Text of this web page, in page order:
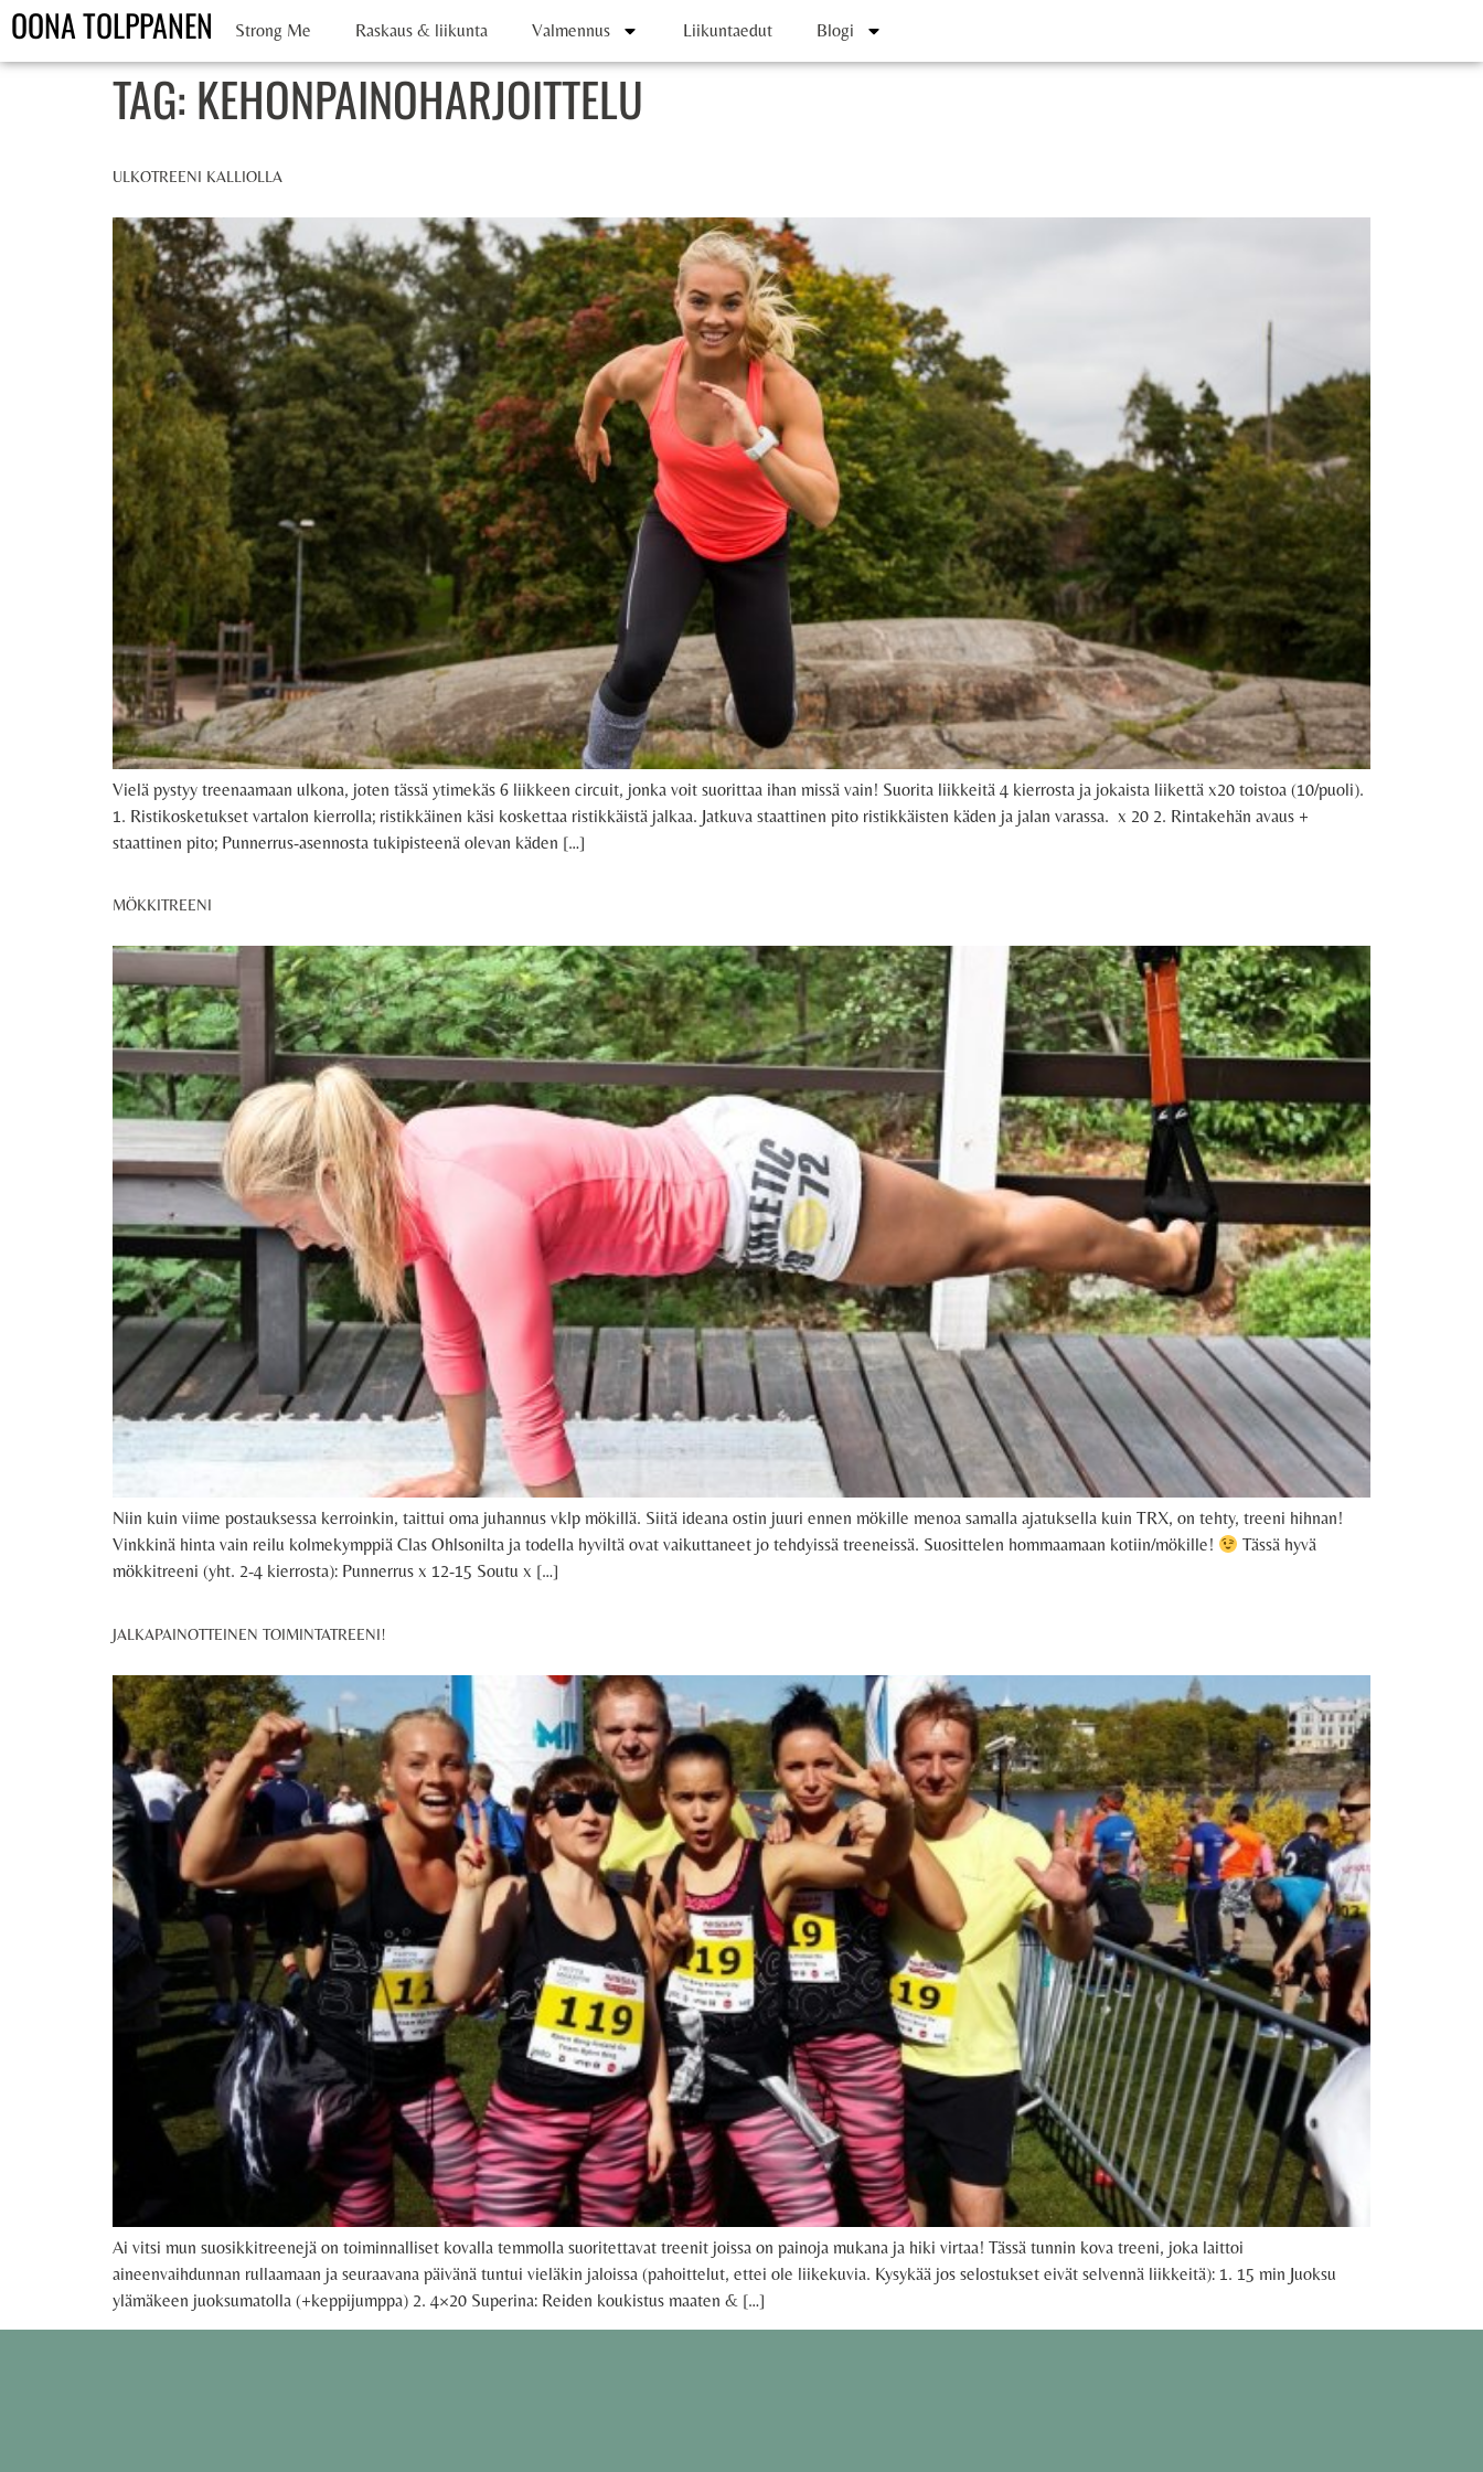
OONA TOLPPANEN Strong Me Raskaus & liikunta Valmennus Liikuntaedut Blogi
TAG: KEHONPAINOHARJOITTELU
ULKOTREENI KALLIOLLA
Vielä pystyy treenaamaan ulkona, joten tässä ytimekäs 6 liikkeen circuit, jonka voit suorittaa ihan missä vain! Suorita liikkeitä 4 kierrosta ja jokaista liikettä x20 toistoa (10/puoli).
1. Ristikosketukset vartalon kierrolla; ristikkäinen käsi koskettaa ristikkäistä jalkaa. Jatkuva staattinen pito ristikkäisten käden ja jalan varassa. x 20 2. Rintakehän avaus +
staattinen pito; Punnerrus-asennosta tukipisteenä olevan käden […]
MÖKKITREENI
Niin kuin viime postauksessa kerroinkin, taittui oma juhannus vklp mökillä. Siitä ideana ostin juuri ennen mökille menoa samalla ajatuksella kuin TRX, on tehty, treeni hihnan!
Vinkkinä hinta vain reilu kolmekymppiä Clas Ohlsonilta ja todella hyviltä ovat vaikuttaneet jo tehdyissä treeneissä. Suosittelen hommaamaan kotiin/mökille!
Tässä hyvä
mökkitreeni (yht. 2-4 kierrosta): Punnerrus x 12-15 Soutu x […]
JALKAPAINOTTEINEN TOIMINTATREENI!
Ai vitsi mun suosikkitreenejä on toiminnalliset kovalla temmolla suoritettavat treenit joissa on painoja mukana ja hiki virtaa! Tässä tunnin kova treeni, joka laittoi
aineenvaihdunnan rullaamaan ja seuraavana päivänä tuntui vieläkin jaloissa (pahoittelut, ettei ole liikekuvia. Kysykää jos selostukset eivät selvennä liikkeitä): 1. 15 min Juoksu
ylämäkeen juoksumatolla (+keppijumppa) 2. 4×20 Superina: Reiden koukistus maaten & […]